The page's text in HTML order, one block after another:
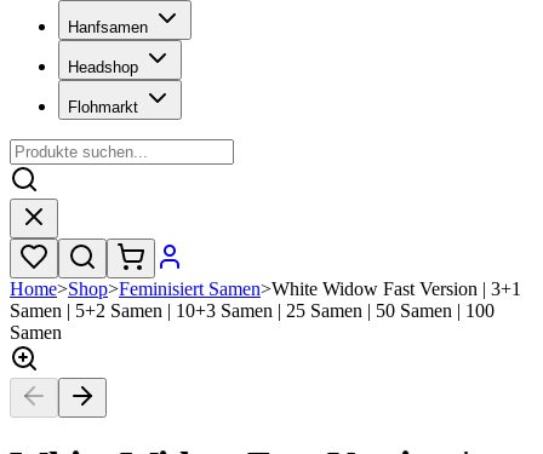
Hanfsamen
Headshop
Flohmarkt
Home>Shop>Feminisiert Samen>White Widow Fast Version | 3+1
Samen | 5+2 Samen | 10+3 Samen | 25 Samen | 50 Samen | 100
Samen